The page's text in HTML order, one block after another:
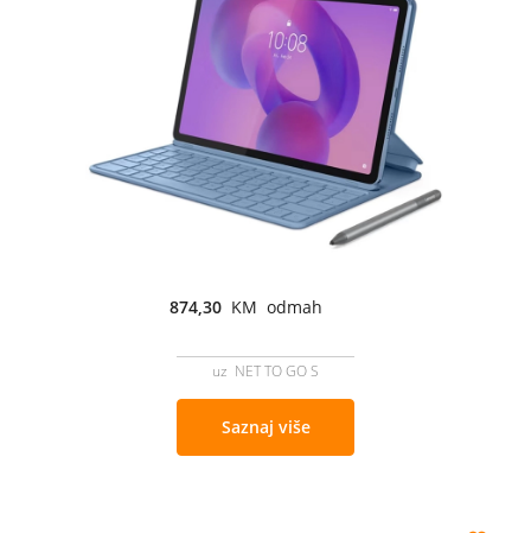
874,30 KM odmah
uz NET TO GO S
Saznaj više